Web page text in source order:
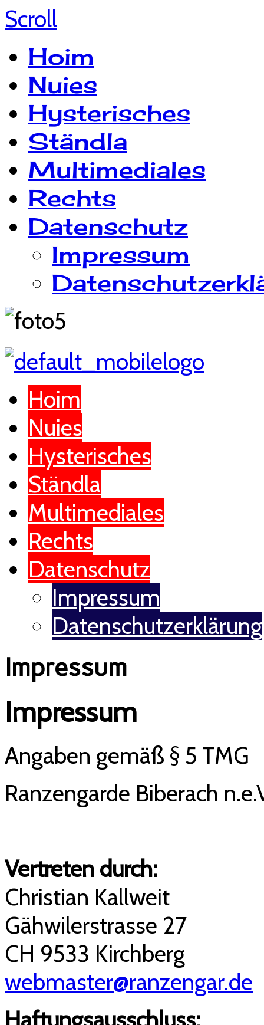
Scroll
Hoim
Nuies
Hysterisches
Ständla
Multimediales
Rechts
Datenschutz
Impressum
Hoim
Nuies
Hysterisches
Ständla
Multimediales
Rechts
Datenschutz
Impressum
Datenschutzerklärung
Impressum
Impressum
Angaben gemäß § 5 TMG
Ranzengarde Biberach
Vertreten durch:
Christian Kallweit
Gähwilerstrasse 27
CH 9533 Kirchberg
webmaster@ranzengar.de